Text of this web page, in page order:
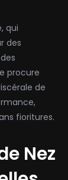
qui
des
procure
de
fioritures.
Nez